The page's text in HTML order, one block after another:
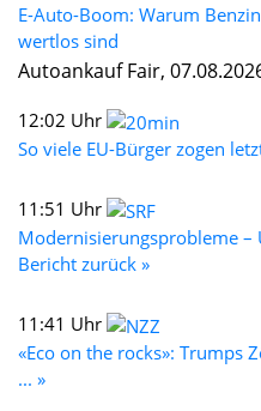
E-Auto-Boom: Warum
wertlos sind
Autoankauf Fair,
12:02 Uhr
So viele EU-Bürger zogen
11:51 Uhr
Modernisierungsprobleme –
Bericht zurück »
11:41 Uhr
«Eco on the rocks»: Trumps
... »